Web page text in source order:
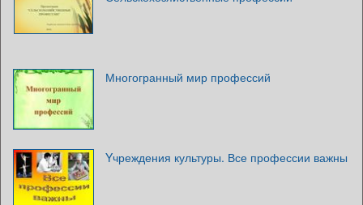
Многогранный мир профессий
Yчреждения культуры. Все профессии важны